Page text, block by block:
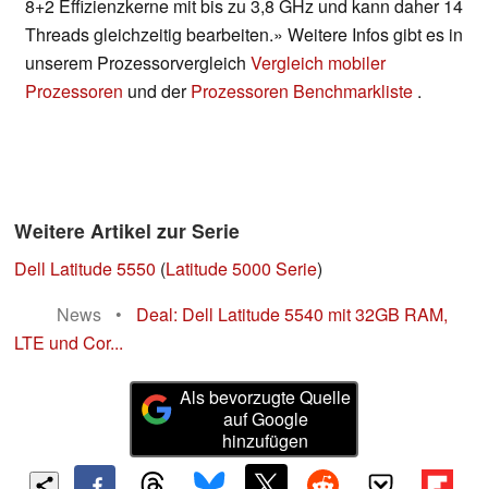
8+2 Effizienzkerne mit bis zu 3,8 GHz und kann daher 14
Threads gleichzeitig bearbeiten.» Weitere Infos gibt es in
unserem Prozessorvergleich Vergleich mobiler
Prozessoren und derProzessoren Benchmarkliste .
Weitere Artikel zur Serie
Dell Latitude 5550 (Latitude 5000 Serie)
News
•
Deal: Dell Latitude 5540 mit 32GB RAM,
LTE und Cor...
Als bevorzugte Quelle
auf Google
hinzufügen